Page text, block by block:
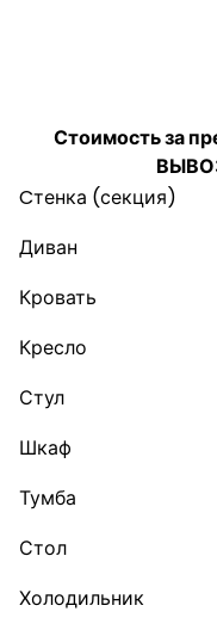
Стоимость за
Cтенка (секция)
Диван
Кровать
Кресло
Стул
Шкаф
Тумба
Стол
Холодильник